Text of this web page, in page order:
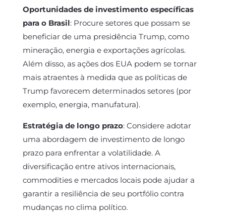
Oportunidades de investimento específicas
para o Brasil: Procure setores que possam se
beneficiar de uma presidência Trump, como
mineração, energia e exportações agrícolas.
Além disso, as ações dos EUA podem se tornar
mais atraentes à medida que as políticas de
Trump favorecem determinados setores (por
exemplo, energia, manufatura).
Estratégia de longo prazo: Considere adotar
uma abordagem de investimento de longo
prazo para enfrentar a volatilidade. A
diversificação entre ativos internacionais,
commodities e mercados locais pode ajudar a
garantir a resiliência de seu portfólio contra
mudanças no clima político.